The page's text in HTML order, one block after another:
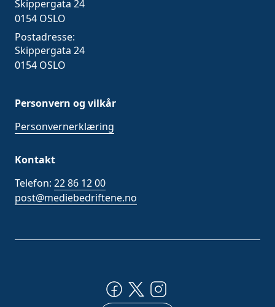
Skippergata 24
0154 OSLO
Postadresse:
Skippergata 24
0154 OSLO
Personvern og vilkår
Personvernerklæring
Kontakt
Telefon: 22 86 12 00
post@mediebedriftene.no